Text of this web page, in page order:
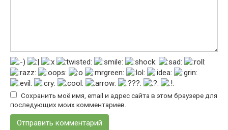
Сохранить моё имя, email и адрес сайта в этом браузере для
последующих моих комментариев.